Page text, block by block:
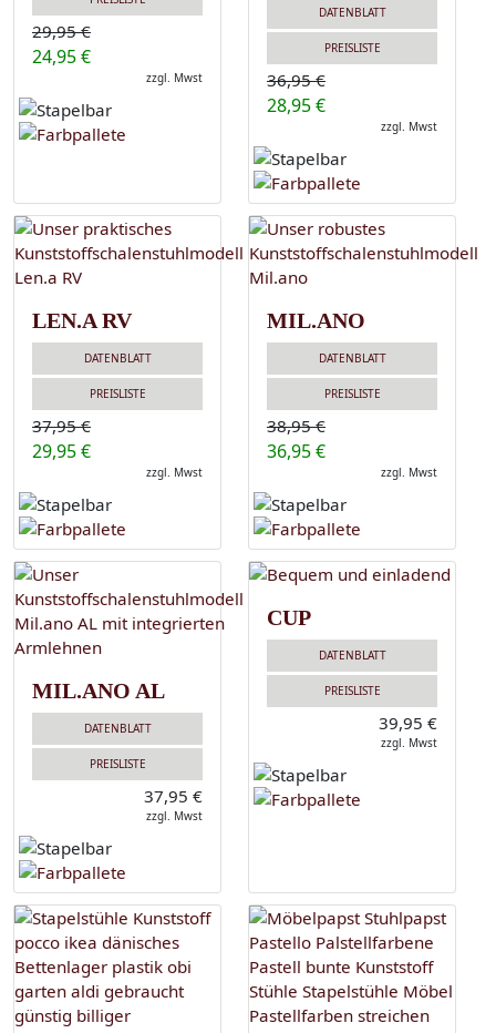
29,95 €
24,95 €
zzgl. Mwst
DATENBLATT
PREISLISTE
36,95 €
28,95 €
zzgl. Mwst
LEN.A RV
DATENBLATT
PREISLISTE
37,95 €
29,95 €
zzgl. Mwst
MIL.ANO
DATENBLATT
PREISLISTE
38,95 €
36,95 €
zzgl. Mwst
MIL.ANO AL
DATENBLATT
PREISLISTE
37,95 €
zzgl. Mwst
CUP
DATENBLATT
PREISLISTE
39,95 €
zzgl. Mwst